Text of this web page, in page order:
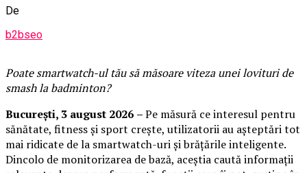
De
b2bseo
Poate smartwatch-ul tăusă măsoare viteza unei lovituri de
smash la badminton?
București, 3 august 2026 –Pe măsură ce interesul pentru
sănătate, fitness și sport crește, utilizatorii au așteptări tot
mai ridicate de la smartwatch-uri și brățările inteligente.
Dincolo de monitorizarea de bază, aceștia caută informații